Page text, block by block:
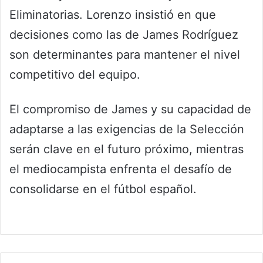
Eliminatorias. Lorenzo insistió en que
decisiones como las de James Rodríguez
son determinantes para mantener el nivel
competitivo del equipo.
El compromiso de James y su capacidad de
adaptarse a las exigencias de la Selección
serán clave en el futuro próximo, mientras
el mediocampista enfrenta el desafío de
consolidarse en el fútbol español.